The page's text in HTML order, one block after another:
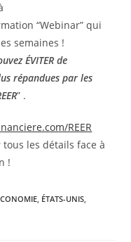
“Webinar” qui
semaines !
ÉVITER de
répandues par les
” .
REER
les détails face à
!
, ÉTATS-UNIS,